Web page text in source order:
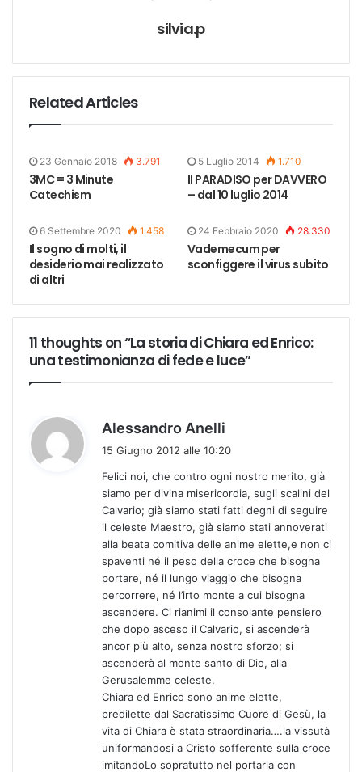
silvia.p
Related Articles
23 Gennaio 2018 3.791
3MC = 3 Minute
Catechism
5 Luglio 2014 1.710
Il PARADISO per DAVVERO
– dal 10 luglio 2014
6 Settembre 2020 1.458
Il sogno di molti, il
desiderio mai realizzato
di altri
24 Febbraio 2020 28.330
Vademecum per
sconfiggere il virus subito
11 thoughts on “La storia di Chiara ed Enrico:
una testimonianza di fede e luce”
Alessandro Anelli
e
t
t
15 Giugno 2012 alle 10:20
Felici noi, che contro ogni nostro merito, già
siamo per divina misericordia, sugli scalini del
Cal­vario; già siamo stati fatti degni di seguire
il cele­ste Maestro, già siamo stati annoverati
alla beata comitiva delle anime elette,e non ci
spaventi né il peso della croce che bisogna
portare, né il lungo viaggio che bi­sogna
percorrere, né l’irto monte a cui bisogna
ascendere. Ci rianimi il consolante pensiero
che dopo asceso il Calvario, si ascenderà
ancor più alto, senza nostro sforzo; si
ascenderà al monte santo di Dio, alla
Gerusalemme ce­leste.
Chiara ed Enrico sono anime elette,
predilette dal Sacratissimo Cuore di Gesù, la
vita di Chiara è stata straordinaria….la vissutà
uniformandosi a Cristo sofferente sulla croce
imitandoLo sopratutto nel portarla con